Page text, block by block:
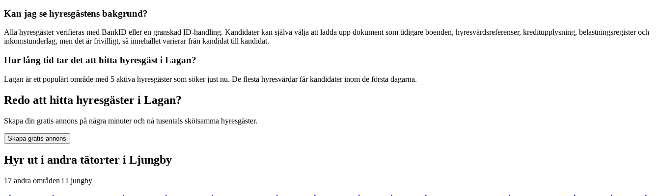
Kan jag se hyresgästens bakgrund?
Alla hyresgäster verifieras med BankID eller en granskad ID-handling. Kandidater kan själva välja att ladda upp dokument som tidigare boenden, hyresvärdsreferenser, kreditupplysning, belastningsregister och
inkomstunderlag, men det är frivilligt, så innehållet varierar från kandidat till kandidat.
Hur lång tid tar det att hitta hyresgäst i Lagan?
Lagan är ett populärt område med 5 aktiva hyresgäster som söker just nu. De flesta hyresvärdar får kandidater inom de första dagarna.
Redo att hitta hyresgäster i Lagan?
Skapa din gratis annons på några minuter och nå tusentals skötsamma hyresgäster.
Skapa gratis annons
Hyr ut i andra tätorter i Ljungby
17 andra områden i Ljungby